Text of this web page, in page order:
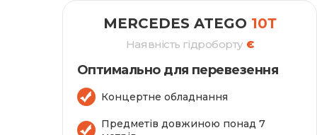
MERCEDES ATEGO 10Т
Наявність гідроборту Є
Оптимально для перевезення
Концертне обладнання
Предметів довжиною понад 7